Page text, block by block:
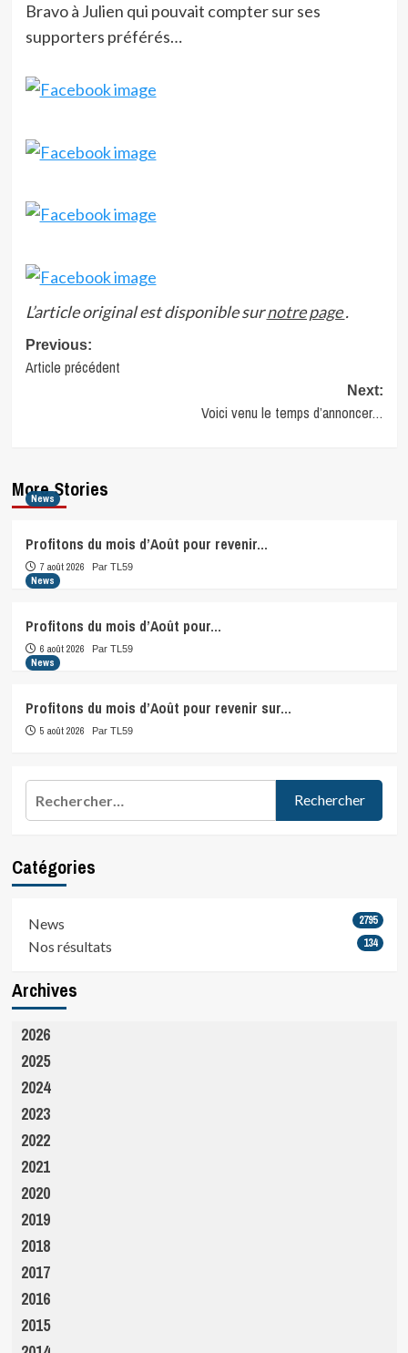
Bravo à Julien qui pouvait compter sur ses
supporters préférés…
L’article original est disponible surnotre page.
Post
navigation
Previous:
Article précédent
Next:
Voici venu le temps d’annoncer…
More Stories
News
Profitons du mois d’Août pour revenir…
7 août 2026 Par TL59
News
Profitons du mois d’Août pour…
6 août 2026 Par TL59
News
Profitons du mois d’Août pour revenir sur…
5 août 2026 Par TL59
Catégories
News 2795
Nos résultats 134
Archives
2026
2025
2024
2023
2022
2021
2020
2019
2018
2017
2016
2015